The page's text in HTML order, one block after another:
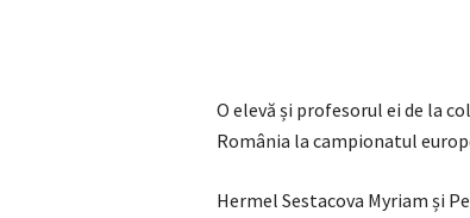
O elevă și profesorul ei de la
România la campionatul
Hermel Sestacova Myriam și